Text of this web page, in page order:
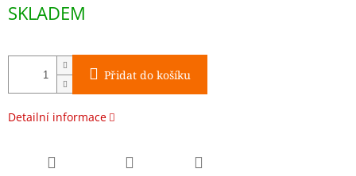
cena:
SKLADEM
Přidat do košíku
Detailní informace